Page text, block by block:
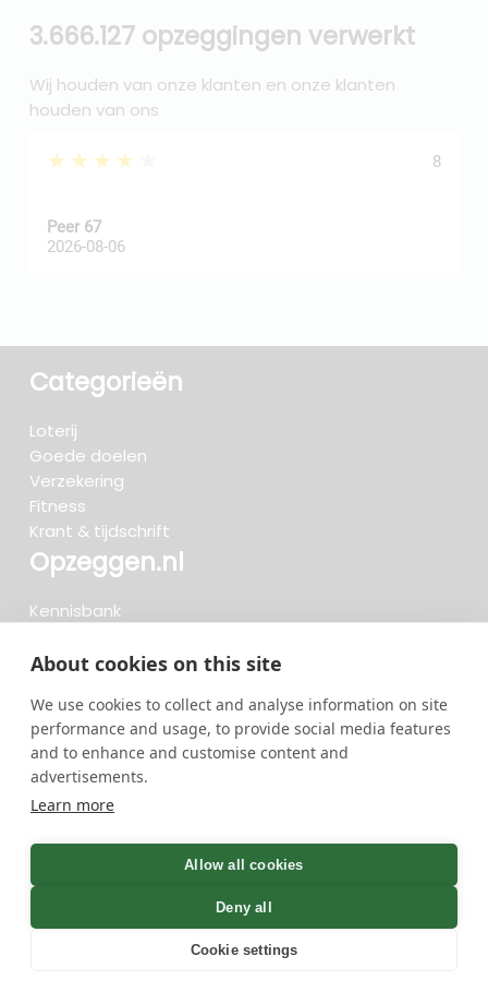
About cookies on this site
We use cookies to collect and analyse information on site
performance and usage, to provide social media features
and to enhance and customise content and
advertisements.
Learn more
Allow all cookies
Deny all
Cookie settings
3.666.127 opzeggingen verwerkt
Wij houden van onze klanten en onze klanten
houden van ons
★★★★★ 8
Peer 67
2026-08-06
Categorieën
Loterij
Goede doelen
Verzekering
Fitness
Krant & tijdschrift
Opzeggen.nl
Kennisbank
Beoordelingen
Meteen opzeggen
736 opzeggingen afgelopen 30 dagen - 3.666.127
opzeggingen in totaal
GreenOnline BV Gebruiksvoorwaarden